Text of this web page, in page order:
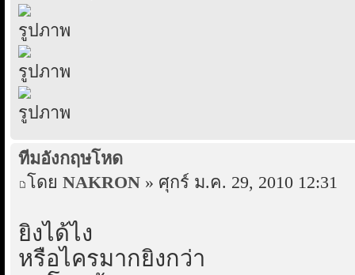
ทีมอังกฤษโหด
โดย NAKRON » ศุกร์ ม.ค. 29, 2010 12:31
ยิงได้ไง
หรือไครมากยิงกว่า